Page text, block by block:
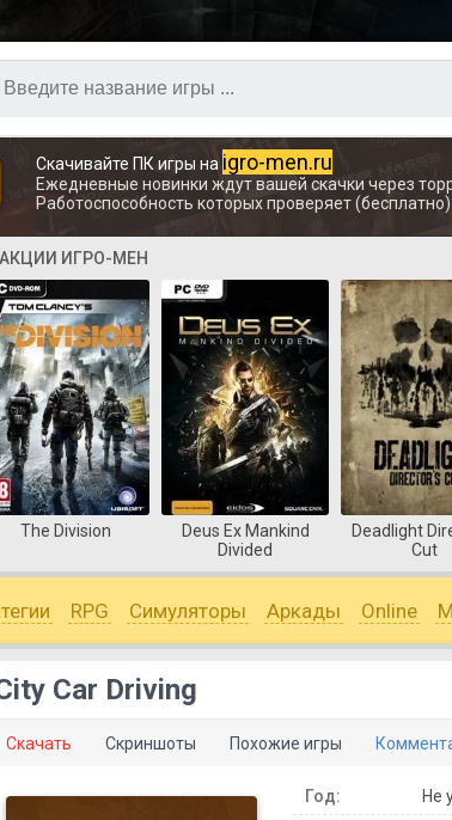
Скачивайте ПК игры на igro-men.ru
Ежедневные новинки ждут вашей скачки через
Работоспособность которых проверяет
ИГРО-МЕН
The Division
Deus Ex Mankind
Divided
Deadlight
Cut
RPG Симуляторы Аркады Online
Car Driving
Скачать Скриншоты Похожие игры
Год:
Не